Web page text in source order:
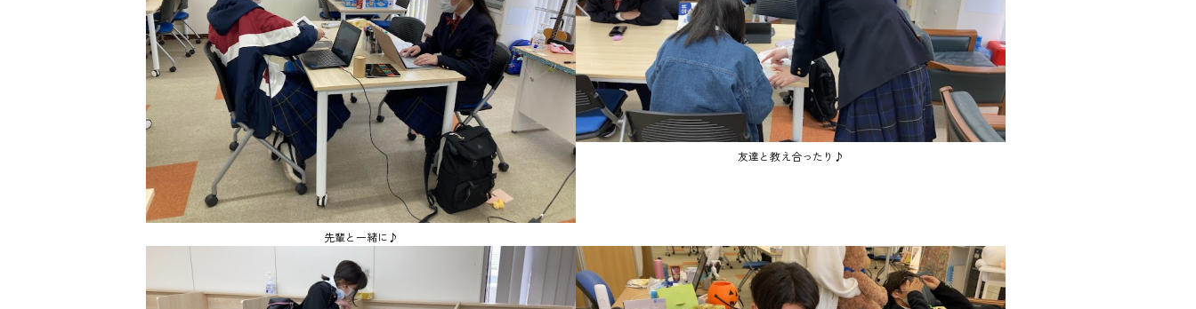
先輩と一緒に♪
友達と教え合ったり♪